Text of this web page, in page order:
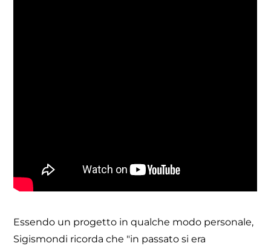
Essendo un progetto in qualche modo personale,
Sigismondi ricorda che "in passato si era